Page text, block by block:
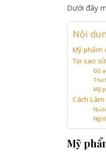
Dưới đây
Nội
Mỹ phẩm
Tại sao
Độ
Mỹ
Cách
Mỹ